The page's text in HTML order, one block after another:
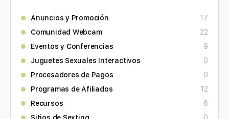
Anuncios y Promoción
17
Comunidad Webcam
22
Eventos y Conferencias
9
Juguetes Sexuales Interactivos
0
Procesadores de Pagos
0
Programas de Afiliados
12
Recursos
6